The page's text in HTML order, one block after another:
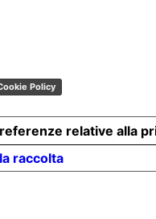
Policy
raccolta
relative alla